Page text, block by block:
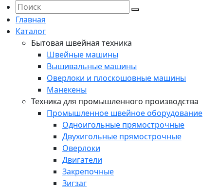
Главная
Каталог
Бытовая швейная техника
Швейные машины
Вышивальные машины
Оверлоки и плоскошовные машины
Манекены
Техника для промышленного производства
Промышленное швейное оборудование
Одноигольные прямострочные
Двухигольные прямострочные
Оверлоки
Двигатели
Закрепочные
Зигзаг